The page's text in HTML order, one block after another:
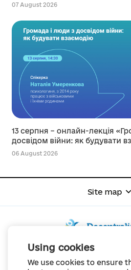
Using cookies
We use cookies to ensure
07 August 2026
13 серпня – онлайн-лекція
досвідом війни: як будувати
06 August 2026
Site map
© Portal
The project was created in 2014 to